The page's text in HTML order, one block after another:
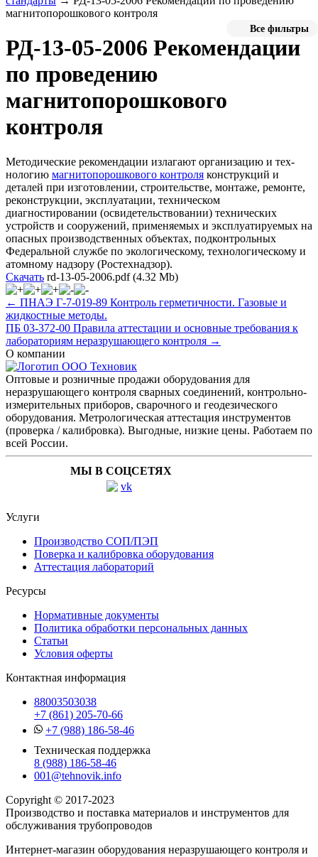
магнитопорошкового контроля
Все фильтры
РД-13-05-2006 Рекомендации
по проведению
магнитопорошкового
контроля
Методические рекомендации излагают организацию и тех­
нологию магнитопорошкового контроля конструкций и
деталей при изготовлении, строительстве, монтаже, ремонте,
реконструк­ции, эксплуатации, техническом
диагностировании (освидетель­ствовании) технических
устройств и сооружений, применяемых и эксплуатируемых на
опасных производственных объектах, под­контрольных
Федеральной службе по экологическому, технологи­ческому и
атомному надзору (Ростехнадзор).
Скачать rd-13-05-2006.pdf (4.32 Mb)
← ПНАЭ Г-7-019-89 Контроль герметичности. Газовые и
жидкостные методы.
ПБ 03-372-00 Правила аттестации и основные требования к
лабораториям неразрушающего контроля →
О компании
Оптовые и розничные продажи оборудования для
неразрушающего контроля сварных соединений, контрольно-
измерительных приборов, сварочного и геодезического
оборудования. Метрологическая аттестация инструментов
(проверка / калибровка). Выгодные, низкие цены. Работаем по
всей России.
МЫ В СОЦСЕТЯХ
Услуги
Производство СОП/ПЭП
Поверка и калибровка оборудования
Аттестация лабораторий
Ресурсы
Нормативные документы
Политика обработки персональных данных
Статьи
Условия оферты
Контактная информация
88003503038
+7 (861) 205-70-66
+7 (988) 186-58-46
Техническая поддержка
8 (988) 186-58-46
001@tehnovik.info
Copyright © 2017-2023
Производство и поставка материалов и инструментов для
обслуживания трубопроводов
Интернет-магазин оборудования неразрушающего контроля и